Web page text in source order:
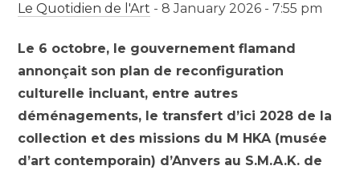
Le Quotidien de l'Art - 8 January 2026 - 7:55 pm
Le 6 octobre, le gouvernement flamand
annonçait son plan de reconfiguration
culturelle incluant, entre autres
déménagements, le transfert d’ici 2028 de la
collection et des missions du M HKA (musée
d’art contemporain) d’Anvers au S.M.A.K. de